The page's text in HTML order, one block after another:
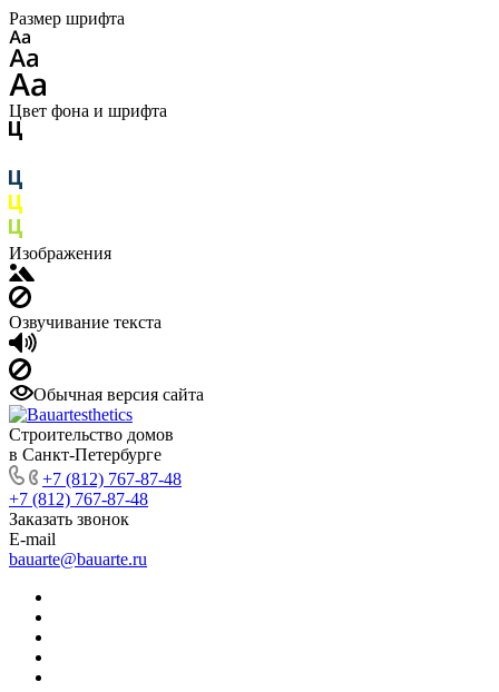
Размер шрифта
Цвет фона и шрифта
Изображения
Озвучивание текста
Обычная версия сайта
Строительство домов
в Санкт-Петербурге
+7 (812) 767-87-48
+7 (812) 767-87-48
Заказать звонок
E-mail
bauarte@bauarte.ru